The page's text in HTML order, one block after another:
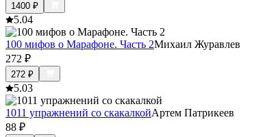
1400 ₽
5.04
100 мифов о Марафоне. Часть 2Михаил Журавлев
272 ₽
272 ₽
5.03
1011 упражнений со скакалкойАртем Патрикеев
88 ₽